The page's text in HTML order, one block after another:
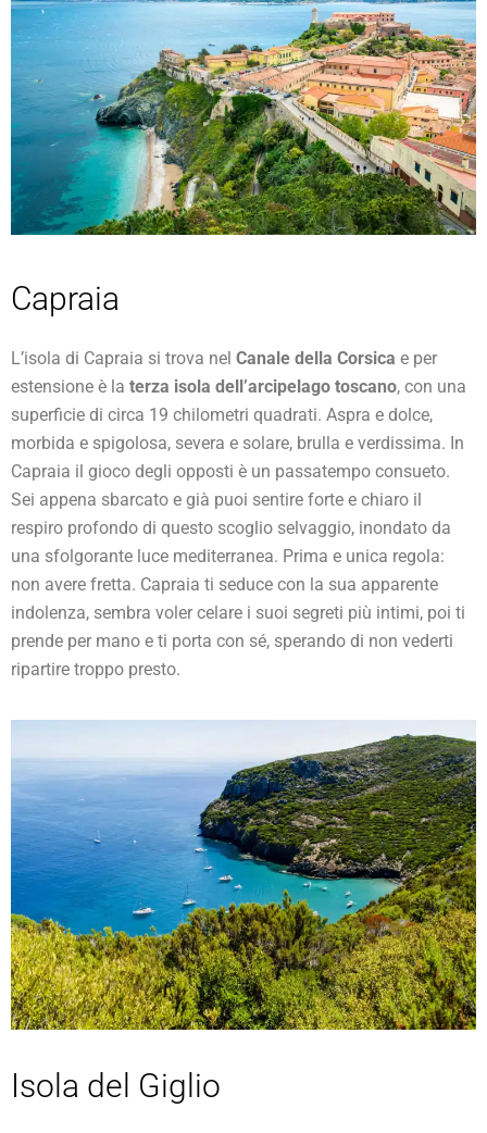
Capraia
L’isola di Capraia si trova nel Canale della Corsica e per
estensione è la terza isola dell’arcipelago toscano, con una
superficie di circa 19 chilometri quadrati. Aspra e dolce,
morbida e spigolosa, severa e solare, brulla e verdissima. In
Capraia il gioco degli opposti è un passatempo consueto.
Sei appena sbarcato e già puoi sentire forte e chiaro il
respiro profondo di questo scoglio selvaggio, inondato da
una sfolgorante luce mediterranea. Prima e unica regola:
non avere fretta. Capraia ti seduce con la sua apparente
indolenza, sembra voler celare i suoi segreti più intimi, poi ti
prende per mano e ti porta con sé, sperando di non vederti
ripartire troppo presto.
Isola del Giglio